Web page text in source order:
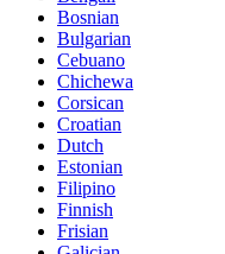
Bosnian
Bulgarian
Cebuano
Chichewa
Corsican
Croatian
Dutch
Estonian
Filipino
Finnish
Frisian